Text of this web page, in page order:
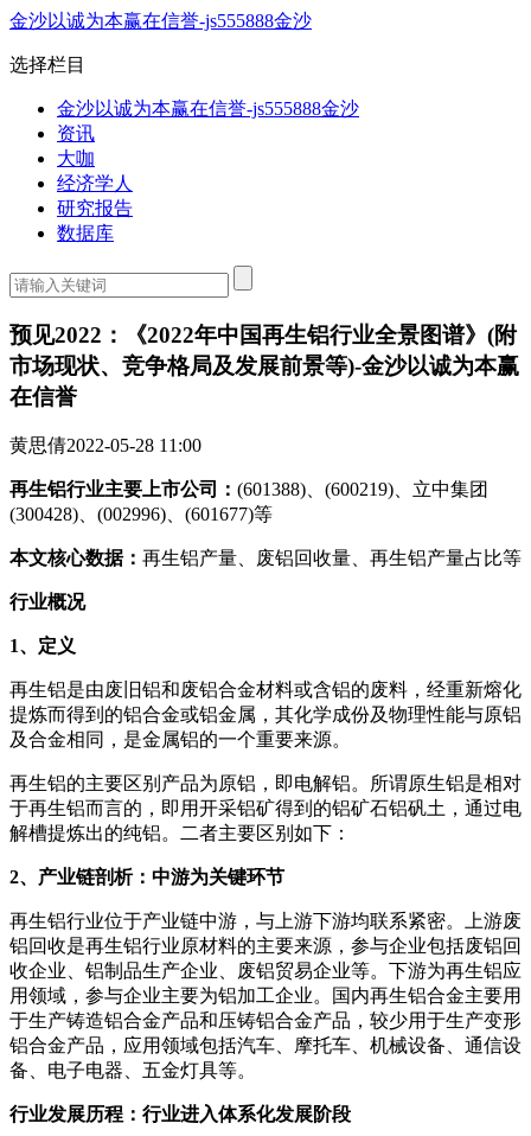
金沙以诚为本赢在信誉-js555888金沙
选择栏目
金沙以诚为本赢在信誉-js555888金沙
资讯
大咖
经济学人
研究报告
数据库
预见2022：《2022年中国再生铝行业全景图谱》(附
市场现状、竞争格局及发展前景等)-金沙以诚为本赢
在信誉
黄思倩2022-05-28 11:00
再生铝行业主要上市公司： (601388)、(600219)、立中集团
(300428)、(002996)、(601677)等
本文核心数据： 再生铝产量、废铝回收量、再生铝产量占比等
行业概况
1、定义
再生铝是由废旧铝和废铝合金材料或含铝的废料，经重新熔化
提炼而得到的铝合金或铝金属，其化学成份及物理性能与原铝
及合金相同，是金属铝的一个重要来源。
再生铝的主要区别产品为原铝，即电解铝。所谓原生铝是相对
于再生铝而言的，即用开采铝矿得到的铝矿石铝矾土，通过电
解槽提炼出的纯铝。二者主要区别如下：
2、产业链剖析：中游为关键环节
再生铝行业位于产业链中游，与上游下游均联系紧密。上游废
铝回收是再生铝行业原材料的主要来源，参与企业包括废铝回
收企业、铝制品生产企业、废铝贸易企业等。下游为再生铝应
用领域，参与企业主要为铝加工企业。国内再生铝合金主要用
于生产铸造铝合金产品和压铸铝合金产品，较少用于生产变形
铝合金产品，应用领域包括汽车、摩托车、机械设备、通信设
备、电子电器、五金灯具等。
行业发展历程：行业进入体系化发展阶段